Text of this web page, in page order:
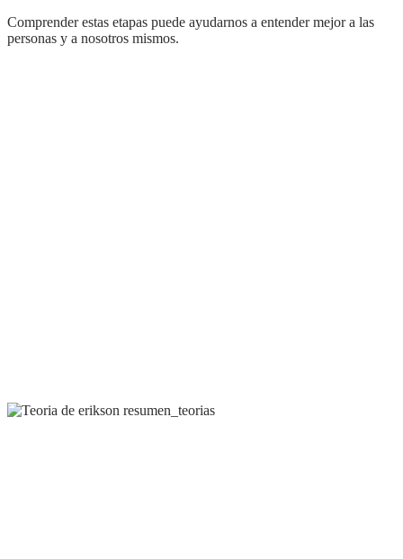
Comprender estas etapas puede ayudarnos a entender mejor a las
personas y a nosotros mismos.